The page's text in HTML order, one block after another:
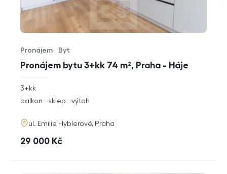
Pronájem bytu 3+kk 74 m², Praha - Háje
Typ nabídky
Pronájem
Typ nemovitosti
Byt
rozměry
3+kk
funkce
balkon sklep výtah
adresa
ul. Emilie Hyblerové, Praha
cena
29 000 Kč